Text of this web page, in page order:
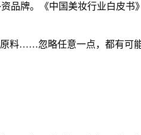
品牌。《中国美妆行业白皮
料……忽略任意一点，都有可